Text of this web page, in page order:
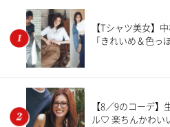
【Tシャツ美女】
「きれいめ＆色っ
【8／9のコーデ
ル♡ 楽ちんかわい